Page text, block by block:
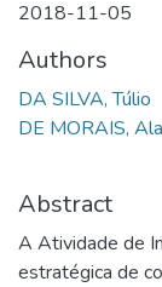
2018-11-05
Authors
DA SILVA, Túlio
DE MORAIS,
Abstract
A Atividade de
estratégica de